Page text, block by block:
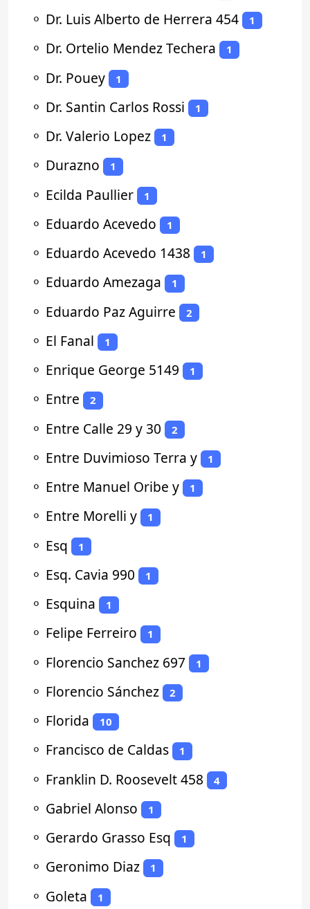
⚬ Dr. Luis Alberto de Herrera 454 1
⚬ Dr. Ortelio Mendez Techera 1
⚬ Dr. Pouey 1
⚬ Dr. Santin Carlos Rossi 1
⚬ Dr. Valerio Lopez 1
⚬ Durazno 1
⚬ Ecilda Paullier 1
⚬ Eduardo Acevedo 1
⚬ Eduardo Acevedo 1438 1
⚬ Eduardo Amezaga 1
⚬ Eduardo Paz Aguirre 2
⚬ El Fanal 1
⚬ Enrique George 5149 1
⚬ Entre 2
⚬ Entre Calle 29 y 30 2
⚬ Entre Duvimioso Terra y 1
⚬ Entre Manuel Oribe y 1
⚬ Entre Morelli y 1
⚬ Esq 1
⚬ Esq. Cavia 990 1
⚬ Esquina 1
⚬ Felipe Ferreiro 1
⚬ Florencio Sanchez 697 1
⚬ Florencio Sánchez 2
⚬ Florida 10
⚬ Francisco de Caldas 1
⚬ Franklin D. Roosevelt 458 4
⚬ Gabriel Alonso 1
⚬ Gerardo Grasso Esq 1
⚬ Geronimo Diaz 1
⚬ Goleta 1